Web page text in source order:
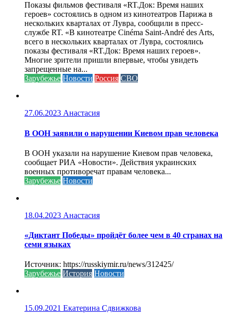
Показы фильмов фестиваля «RT.Док: Время наших
героев» состоялись в одном из кинотеатров Парижа в
нескольких кварталах от Лувра, сообщили в пресс-
службе RT. «В кинотеатре Cinéma Saint-André des Arts,
всего в нескольких кварталах от Лувра, состоялись
показы фестиваля «RT.Док: Время наших героев».
Многие зрители пришли впервые, чтобы увидеть
запрещенные на...
Зарубежье Новости Россия СВО
27.06.2023 Анастасия
В ООН заявили о нарушении Киевом прав человека
В ООН указали на нарушение Киевом прав человека,
сообщает РИА «Новости». Действия украинских
военных противоречат правам человека...
Зарубежье Новости
18.04.2023 Анастасия
«Диктант Победы» пройдёт более чем в 40 странах на
семи языках
Источник: https://russkiymir.ru/news/312425/
Зарубежье История Новости
15.09.2021 Екатерина Сдвижкова